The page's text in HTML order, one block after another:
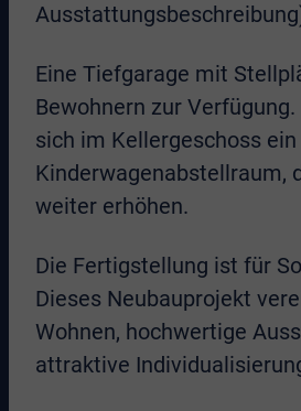
Eine Tiefgarage mit
Bewohnern zur
sich im Kellergeschoss ein
Kinderwagenabstellraum,
weiter erhöhen.
Die Fertigstellung ist für
Dieses Neubauprojekt
Wohnen, hochwertige
attraktive